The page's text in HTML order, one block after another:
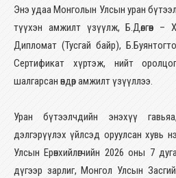
Энэ удаа Монголын Улсын уран
түүхэн амжилт үзүүлж, Б.Дөлгөөн
Дипломат (Тусгай байр),
Сертификат хүртэж, нийт
шалгарсан өндөр амжилт үзүүллээ.
Уран бүтээлчдийн энэхүү
дэлгэрүүлэх үйлсэд оруулсан хувь
Улсын Ерөнхийлөгчийн 2026 оны 7
дүгээр зарлиг, Монгол Улсын